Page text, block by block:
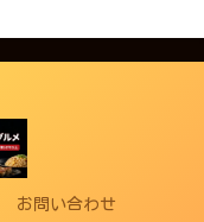
お問い合わせ